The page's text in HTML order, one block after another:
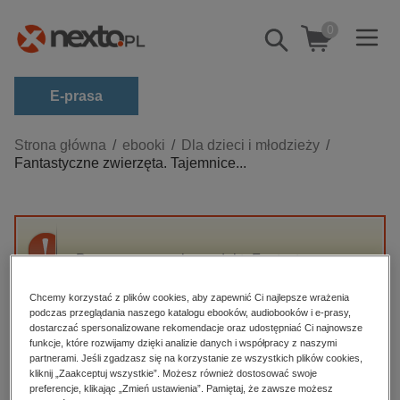
Pokaż/schowaj
wyszukiwarkę
0
E-prasa
Kategorie
Zobacz wszystkie E-prasa
budownictwo, aranżacja wnętrz
dzienniki
edukacja
hobby, sport, rozrywka
komputery, internet, technologie, informatyka
Strona główna ebooki
Dla dzieci i młodzieży
Fantastyczne zwierzęta. Tajemnice...
Przepraszamy, ale produkt „Fantastyczne
Scenariusz oryginalny” nie jest dostępny.
High-contrast mode
Polecane
Chcemy korzystać z plików cookies, aby zapewnić Ci najlepsze wrażenia
podczas przeglądania naszego katalogu ebooków, audiobooków i e-prasy,
dostarczać spersonalizowane rekomendacje oraz udostępniać Ci najnowsze
funkcje, które rozwijamy dzięki analizie danych i współpracy z naszymi
partnerami. Jeśli zgadzasz się na korzystanie ze wszystkich plików cookies,
kliknij „Zaakceptuj wszystkie”. Możesz również dostosować swoje
preferencje, klikając „Zmień ustawienia”. Pamiętaj, że zawsze możesz